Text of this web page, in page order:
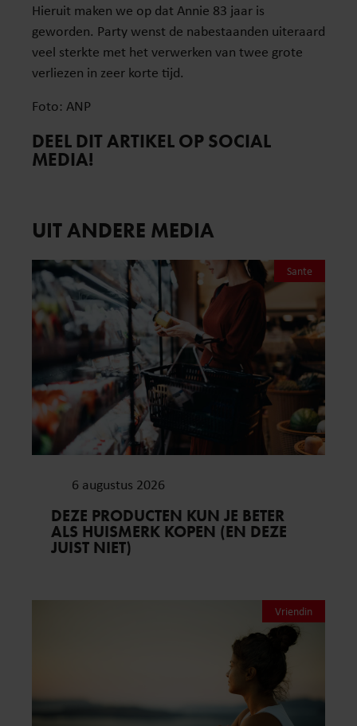
Hieruit maken we op dat Annie 83 jaar is
geworden. Party wenst de nabestaanden uiteraard
veel sterkte met het verwerken van twee grote
verliezen in zeer korte tijd.
Foto: ANP
DEEL DIT ARTIKEL OP SOCIAL
MEDIA!
UIT ANDERE MEDIA
Sante
6 augustus 2026
DEZE PRODUCTEN KUN JE BETER
ALS HUISMERK KOPEN (EN DEZE
JUIST NIET)
Vriendin